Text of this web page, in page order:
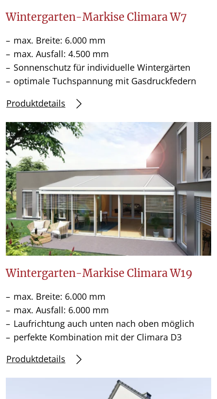
Wintergarten-Markise Climara W7
max. Breite: 6.000 mm
max. Ausfall: 4.500 mm
Sonnenschutz für individuelle Wintergärten
optimale Tuchspannung mit Gasdruckfedern
Produktdetails
Wintergarten-Markise Climara W19
max. Breite: 6.000 mm
max. Ausfall: 6.000 mm
Laufrichtung auch unten nach oben möglich
perfekte Kombination mit der Climara D3
Produktdetails